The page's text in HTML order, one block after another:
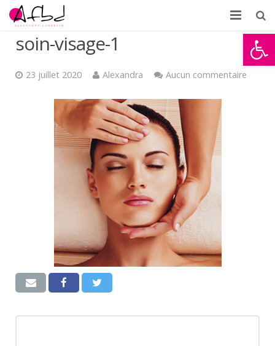
Ouvrir
Accueil
À propos
Formations
Témoignages
Partenaires d’AFBD
soin-visage-1
23 juillet 2020 Alexandra Aucun commentaire